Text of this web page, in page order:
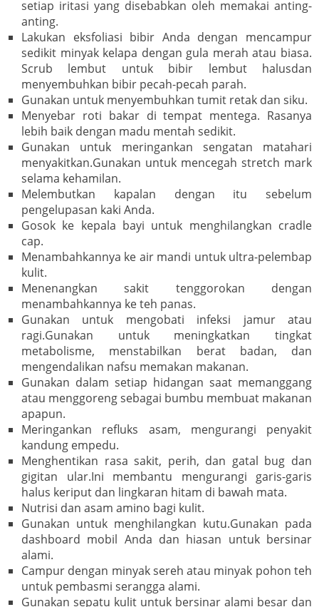
setiap iritasi yang disebabkan oleh memakai anting-
anting.
Lakukan eksfoliasi bibir Anda dengan mencampur
sedikit minyak kelapa dengan gula merah atau biasa.
Scrub lembut untuk bibir lembut halusdan
menyembuhkan bibir pecah-pecah parah.
Gunakan untuk menyembuhkan tumit retak dan siku.
Menyebar roti bakar di tempat mentega. Rasanya
lebih baik dengan madu mentah sedikit.
Gunakan untuk meringankan sengatan matahari
menyakitkan.Gunakan untuk mencegah stretch mark
selama kehamilan.
Melembutkan kapalan dengan itu sebelum
pengelupasan kaki Anda.
Gosok ke kepala bayi untuk menghilangkan cradle
cap.
Menambahkannya ke air mandi untuk ultra-pelembap
kulit.
Menenangkan sakit tenggorokan dengan
menambahkannya ke teh panas.
Gunakan untuk mengobati infeksi jamur atau
ragi.Gunakan untuk meningkatkan tingkat
metabolisme, menstabilkan berat badan, dan
mengendalikan nafsu memakan makanan.
Gunakan dalam setiap hidangan saat memanggang
atau menggoreng sebagai bumbu membuat makanan
apapun.
Meringankan refluks asam, mengurangi penyakit
kandung empedu.
Menghentikan rasa sakit, perih, dan gatal bug dan
gigitan ular.Ini membantu mengurangi garis-garis
halus keriput dan lingkaran hitam di bawah mata.
Nutrisi dan asam amino bagi kulit.
Gunakan untuk menghilangkan kutu.Gunakan pada
dashboard mobil Anda dan hiasan untuk bersinar
alami.
Campur dengan minyak sereh atau minyak pohon teh
untuk pembasmi serangga alami.
Gunakan sepatu kulit untuk bersinar alami besar dan